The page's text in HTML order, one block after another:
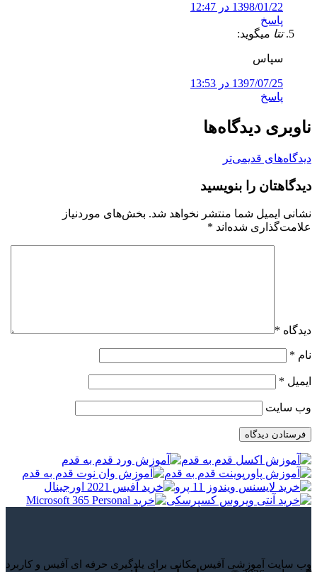
1398/01/22 در 12:47
پاسخ
تتا میگوید:
سپاس
1397/07/25 در 13:53
پاسخ
ناوبری دیدگاه‌ها
دیدگاه‌های قدیمی‌تر
دیدگاهتان را بنویسید
نشانی ایمیل شما منتشر نخواهد شد. بخش‌های موردنیاز
علامت‌گذاری شده‌اند *
دیدگاه *
نام *
ایمیل *
وب‌ سایت
وب سایت آموزشی آفیس مکانی برای یادگیری حرفه ای آفیس و کاربرد